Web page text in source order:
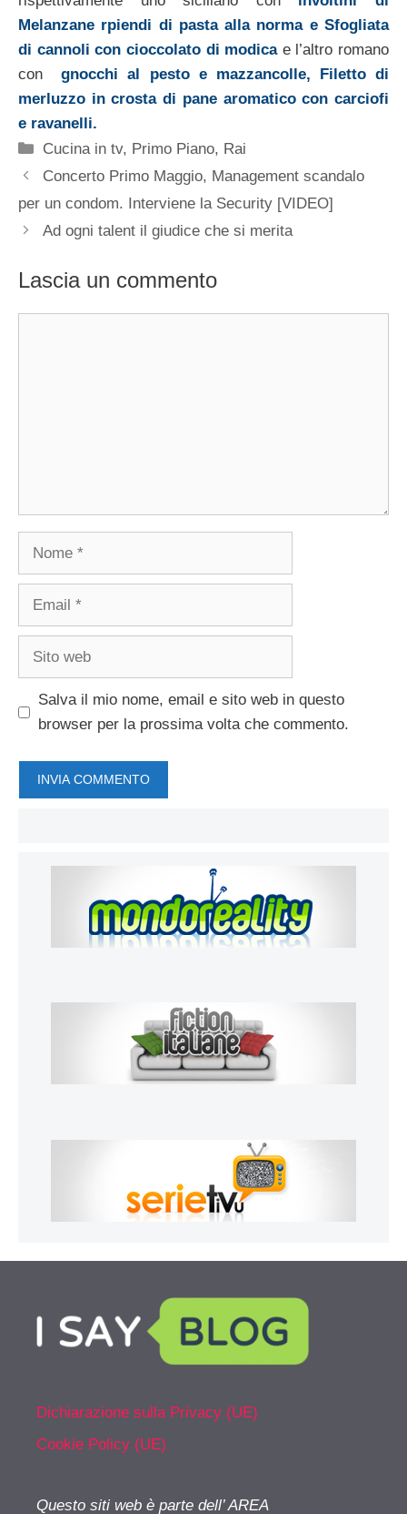
Melanzane rpiendi di pasta alla norma e Sfogliata
di cannoli con cioccolato di modicae l’altro romano
congnocchi al pesto e mazzancolle, Filetto di
merluzzo in crosta di pane aromatico con carciofi
e ravanelli.
Categorie
Cucina in tv, Primo Piano, Rai
Concerto Primo Maggio, Management scandalo
per un condom. Interviene la Security [VIDEO]
Ad ogni talent il giudice che si merita
Lascia un commento
Nome
Email
Sito
Salva il mio nome, email e sito web in questo
browser per la prossima volta che commento.
Dichiarazione sulla Privacy (UE)
Cookie Policy (UE)
Questo siti web è parte dell’ AREA